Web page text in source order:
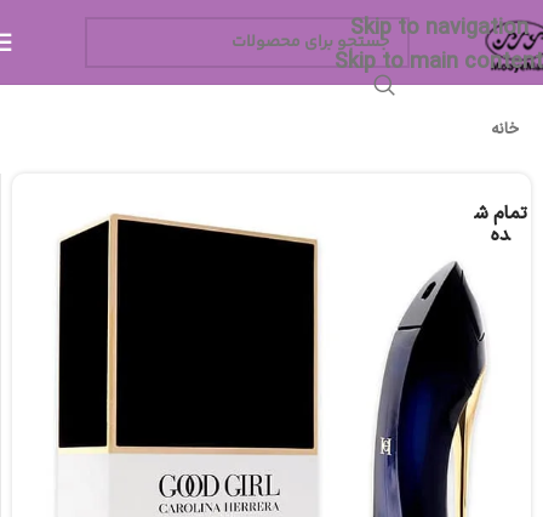
Skip to navigation
Skip to main content
خانه
تمام ش
ده